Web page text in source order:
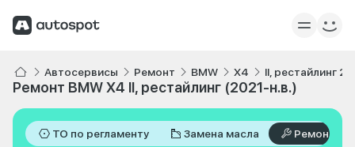
Автосервисы Ремонт BMW X4 II, рестайлинг
Ремонт BMW X4 II, рестайлинг (2021-н.в.)
ТО по регламенту Замена масла Ремонт